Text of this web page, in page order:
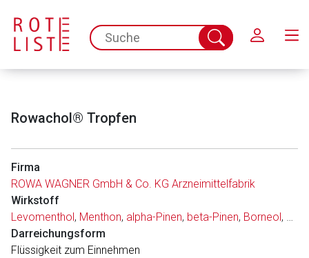
spc.search.input.placeholder
Suche
abschicken
Rowachol® Tropfen
Firma
ROWA WAGNER GmbH & Co. KG Arzneimittelfabrik
Wirkstoff
Levomenthol, Menthon, alpha-Pinen, beta-Pinen, Borneol,
Darreichungsform
Flüssigkeit zum Einnehmen
Aufruf einer externen Seite